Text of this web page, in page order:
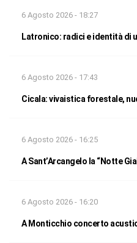
6 Agosto 2026 - 18:27
Latronico: radici e identità di
6 Agosto 2026 - 17:43
Cicala: vivaistica forestale,
6 Agosto 2026 - 16:25
A Sant’Arcangelo la “Notte
6 Agosto 2026 - 16:20
A Monticchio concerto